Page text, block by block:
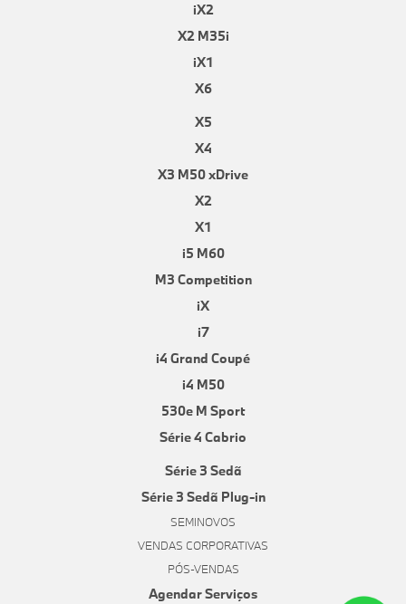
iX2
X2 M35i
iX1
X6
X5
X4
X3 M50 xDrive
X2
X1
i5 M60
M3 Competition
iX
i7
i4 Grand Coupé
i4 M50
530e M Sport
Série 4 Cabrio
Série 3 Sedã
Série 3 Sedã Plug-in
SEMINOVOS
VENDAS CORPORATIVAS
PÓS-VENDAS
Agendar Serviços